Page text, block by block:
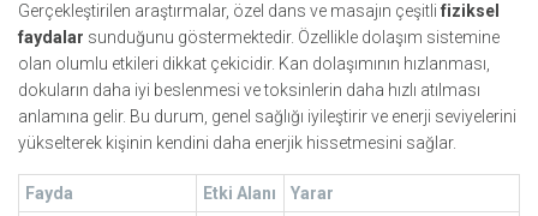
Gerçekleştirilen araştırmalar, özel dans ve masajın çeşitli fiziksel
faydalar sunduğunu göstermektedir. Özellikle dolaşım sistemine
olan olumlu etkileri dikkat çekicidir. Kan dolaşımının hızlanması,
dokuların daha iyi beslenmesi ve toksinlerin daha hızlı atılması
anlamına gelir. Bu durum, genel sağlığı iyileştirir ve enerji seviyelerini
yükselterek kişinin kendini daha enerjik hissetmesini sağlar.
Fayda Etki Alanı
Yarar